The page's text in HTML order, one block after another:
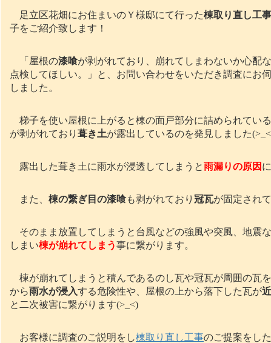
足立区花畑にお住まいのＹ様邸にて行った棟取り直し工事
子をご紹介致します！
「屋根の漆喰が剥がれており、崩れてしまわないか心配
点検してほしい。」と、お問い合わせをいただき調査にお
しました。
梯子を使い屋根に上がると棟の面戸部分に詰められてい
が剥がれており 葺き土が露出しているのを発見しました
露出した葺き土に雨水が浸透してしまうと雨漏りの原因
また、 棟の繋ぎ目の漆喰も剥がれており 冠瓦が固定され
そのまま放置してしまうと台風などの強風や突風、地震
しまい棟が崩れてしまう事に繋がります。
棟が崩れてしまうと積んであるのし瓦や冠瓦が周囲の瓦
から雨水が浸入する危険性や、屋根の上から落下した瓦が
と二次被害に繋がります(>_<)
お客様に調査のご説明をし棟取り直し工事のご提案をし